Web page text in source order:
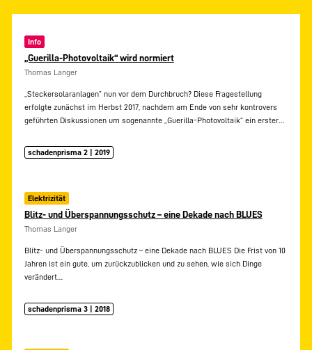
Info
„Guerilla-Photovoltaik“ wird normiert
Thomas Langer
„Steckersolaranlagen” nun vor dem Durchbruch? Diese Fragestellung
erfolgte zunächst im Herbst 2017, nachdem am Ende von sehr kontrovers
geführten Diskussionen um sogenannte „Guerilla-Photovoltaik“ ein erster…
schadenprisma 2 | 2019
Elektrizität
Blitz- und Überspannungsschutz – eine Dekade nach BLUES
Thomas Langer
Blitz- und Überspannungsschutz – eine Dekade nach BLUES Die Frist von 10
Jahren ist ein gute, um zurückzublicken und zu sehen, wie sich Dinge
verändert…
schadenprisma 3 | 2018